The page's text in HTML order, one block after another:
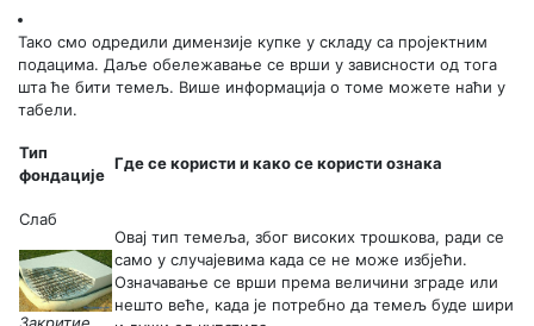
Тако смо одредили димензије купке у складу са пројектним
подацима. Даље обележавање се врши у зависности од тога
шта ће бити темељ. Више информација о томе можете наћи у
табели.
Тип
фондације
Где се користи и како се користи ознака
Слаб
Овај тип темеља, због високих трошкова, ради се
само у случајевима када се не може избјећи.
Означавање се врши према величини зграде или
нешто веће, када је потребно да темељ буде шири